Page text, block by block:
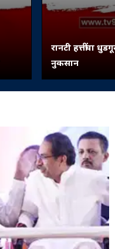
रानटी हत्तींचा
नुकसान